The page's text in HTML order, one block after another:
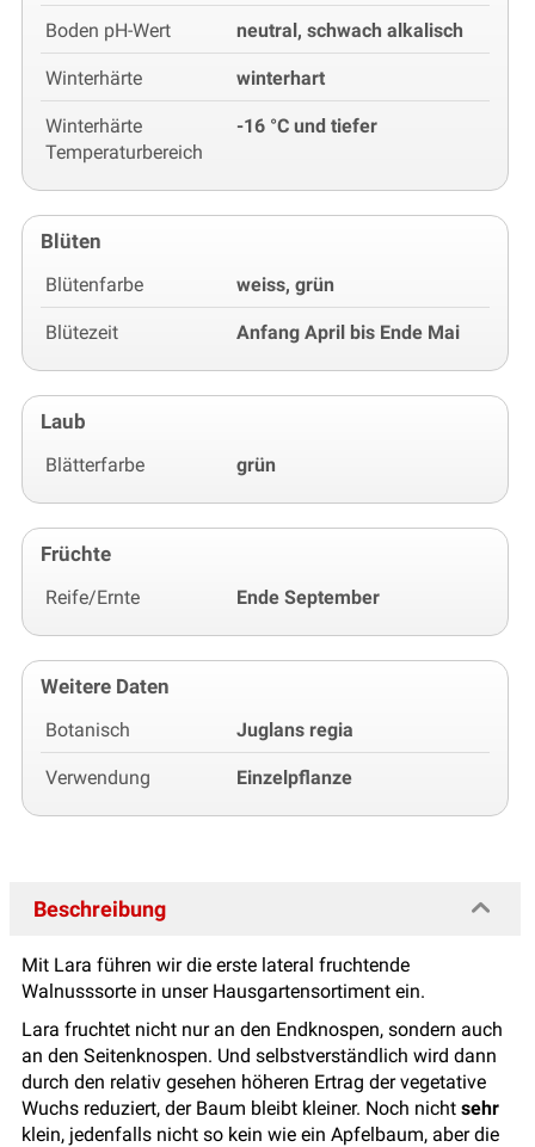
Boden pH-Wert neutral, schwach alkalisch
Winterhärte winterhart
Winterhärte
Temperaturbereich
-16 °C und tiefer
Blüten
Blütenfarbe weiss, grün
Blütezeit Anfang April bis Ende Mai
Laub
Blätterfarbe grün
Früchte
Reife/Ernte Ende September
Weitere Daten
Botanisch Juglans regia
Verwendung Einzelpflanze
Beschreibung
Mit Lara führen wir die erste lateral fruchtende
Walnusssorte in unser Hausgartensortiment ein.
Lara fruchtet nicht nur an den Endknospen, sondern auch
an den Seitenknospen. Und selbstverständlich wird dann
durch den relativ gesehen höheren Ertrag der vegetative
Wuchs reduziert, der Baum bleibt kleiner. Noch nicht sehr
klein, jedenfalls nicht so kein wie ein Apfelbaum, aber die